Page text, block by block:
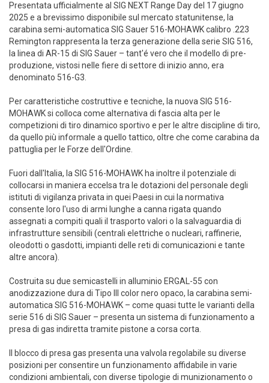
Presentata ufficialmente al SIG NEXT Range Day del 17 giugno
2025 e a brevissimo disponibile sul mercato statunitense, la
carabina semi-automatica SIG Sauer 516-MOHAWK calibro .223
Remington rappresenta la terza generazione della serie SIG 516,
la linea di AR-15 di SIG Sauer – tant'é vero che il modello di pre-
produzione, vistosi nelle fiere di settore di inizio anno, era
denominato 516-G3.
Per caratteristiche costruttive e tecniche, la nuova SIG 516-
MOHAWK si colloca come alternativa di fascia alta per le
competizioni di tiro dinamico sportivo e per le altre discipline di tiro,
da quello più informale a quello tattico, oltre che come carabina da
pattuglia per le Forze dell'Ordine.
Fuori dall'Italia, la SIG 516-MOHAWK ha inoltre il potenziale di
collocarsi in maniera eccelsa tra le dotazioni del personale degli
istituti di vigilanza privata in quei Paesi in cui la normativa
consente loro l'uso di armi lunghe a canna rigata quando
assegnati a compiti quali il trasporto valori o la salvaguardia di
infrastrutture sensibili (centrali elettriche o nucleari, raffinerie,
oleodotti o gasdotti, impianti delle reti di comunicazioni e tante
altre ancora).
Costruita su due semicastelli in alluminio ERGAL-55 con
anodizzazione dura di Tipo III color nero opaco, la carabina semi-
automatica SIG 516-MOHAWK – come quasi tutte le varianti della
serie 516 di SIG Sauer – presenta un sistema di funzionamento a
presa di gas indiretta tramite pistone a corsa corta.
Il blocco di presa gas presenta una valvola regolabile su diverse
posizioni per consentire un funzionamento affidabile in varie
condizioni ambientali, con diverse tipologie di munizionamento o